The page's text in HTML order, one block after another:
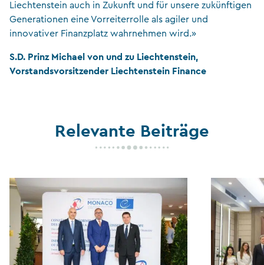
Liechtenstein auch in Zukunft und für unsere zukünftigen
Generationen eine Vorreiterrolle als agiler und
innovativer Finanzplatz wahrnehmen wird.»
S.D. Prinz Michael von und zu Liechtenstein,
Vorstandsvorsitzender Liechtenstein Finance
Relevante Beiträge